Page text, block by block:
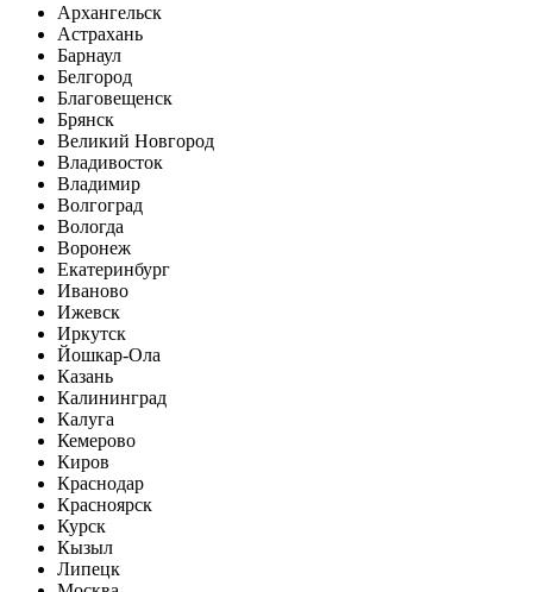
Архангельск
Астрахань
Барнаул
Белгород
Благовещенск
Брянск
Великий Новгород
Владивосток
Владимир
Волгоград
Вологда
Воронеж
Екатеринбург
Иваново
Ижевск
Иркутск
Йошкар-Ола
Казань
Калининград
Калуга
Кемерово
Киров
Краснодар
Красноярск
Курск
Кызыл
Липецк